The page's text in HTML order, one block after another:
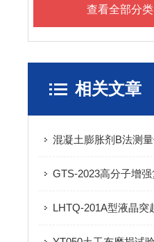
查看全部分类
相关文章